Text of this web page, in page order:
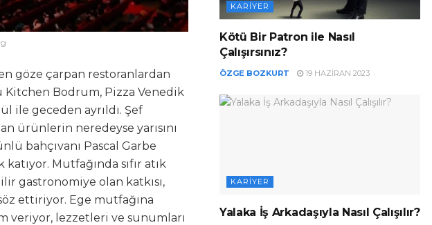
göze çarpan restoranlardan
Kitchen Bodrum, Pizza Venedik
ile geceden ayrıldı. Şef
ürünlerin neredeyse yarısını
bahçıvanı Pascal Garbe
Mutfağında sıfır atık
gastronomiye olan katkısı,
ettiriyor. Ege mutfağına
veriyor, lezzetleri ve sunumları
KARIYER
Kötü Bir Patron ile Nasıl
Çalışırsınız?
ÖZGE BOZKURT 19 HAZIRAN 2023
KARIYER
Yalaka İş Arkadaşıyla Nasıl Çalışılır?